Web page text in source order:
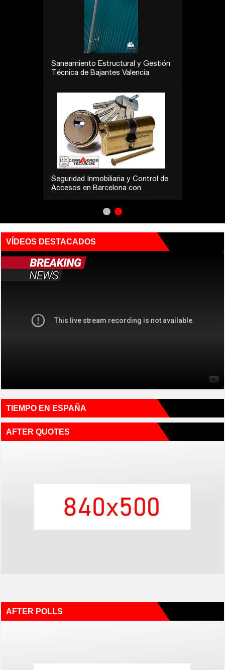
Saneamiento Estructural y Gestión
Técnica de Bajantes Valencia
Seguridad Inmobiliaria y Control de
Accesos en Barcelona con
VÍDEOS DESTACADOS
TIEMPO EN ESPAÑA
AFTER QUOTES
AFTER POLLS